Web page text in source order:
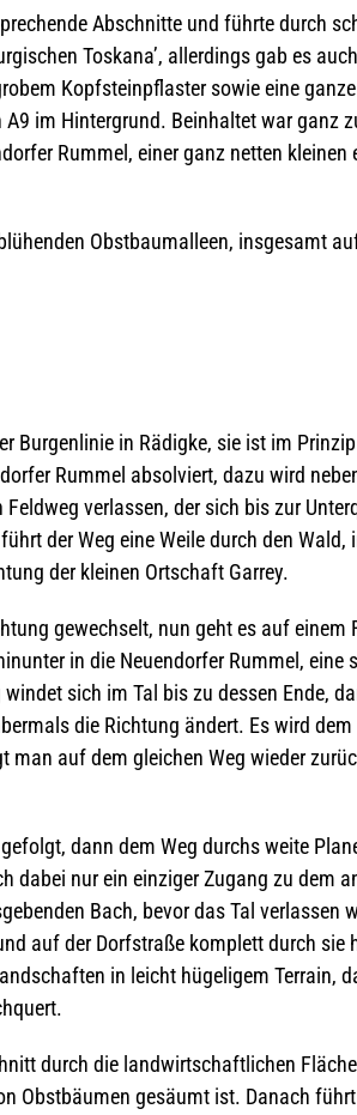
Abschnitte und führte durch
Tos­kana’, aller­dings gab es
Kopf­stein­pflas­ter sowie eine
im Hin­ter­grund. Beinhal­tet war ganz
Rum­mel, einer ganz net­ten klei­nen
Obst­baum­al­leen, ins­ge­samt
Bur­gen­li­nie in Rädigke, sie ist im
Rum­mel absol­viert, dazu wird
ver­las­sen, der sich bis zur
der Weg eine Weile durch den Wald,
der klei­nen Ort­schaft Garrey.
gewech­selt, nun geht es auf einem
in die Neu­en­dor­fer Rum­mel, eine
sich im Tal bis zu des­sen Ende,
die Rich­tung ändert. Es wird
auf dem glei­chen Weg wie­der
dann dem Weg durchs weite
dabei nur ein ein­zi­ger Zugang zu dem
Bach, bevor das Tal ver­las­sen
auf der Dorf­straße kom­plett durch sie
in leicht hüge­li­gem Ter­rain,
durch die land­wirt­schaft­li­chen
Obst­bäu­men gesäumt ist. Danach